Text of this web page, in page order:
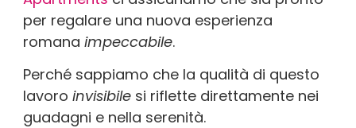
per regalare una nuova esperienza
romana impeccabile.
Perché sappiamo che la qualità di questo
lavoro invisibile si riflette direttamente nei
guadagni e nella serenità.